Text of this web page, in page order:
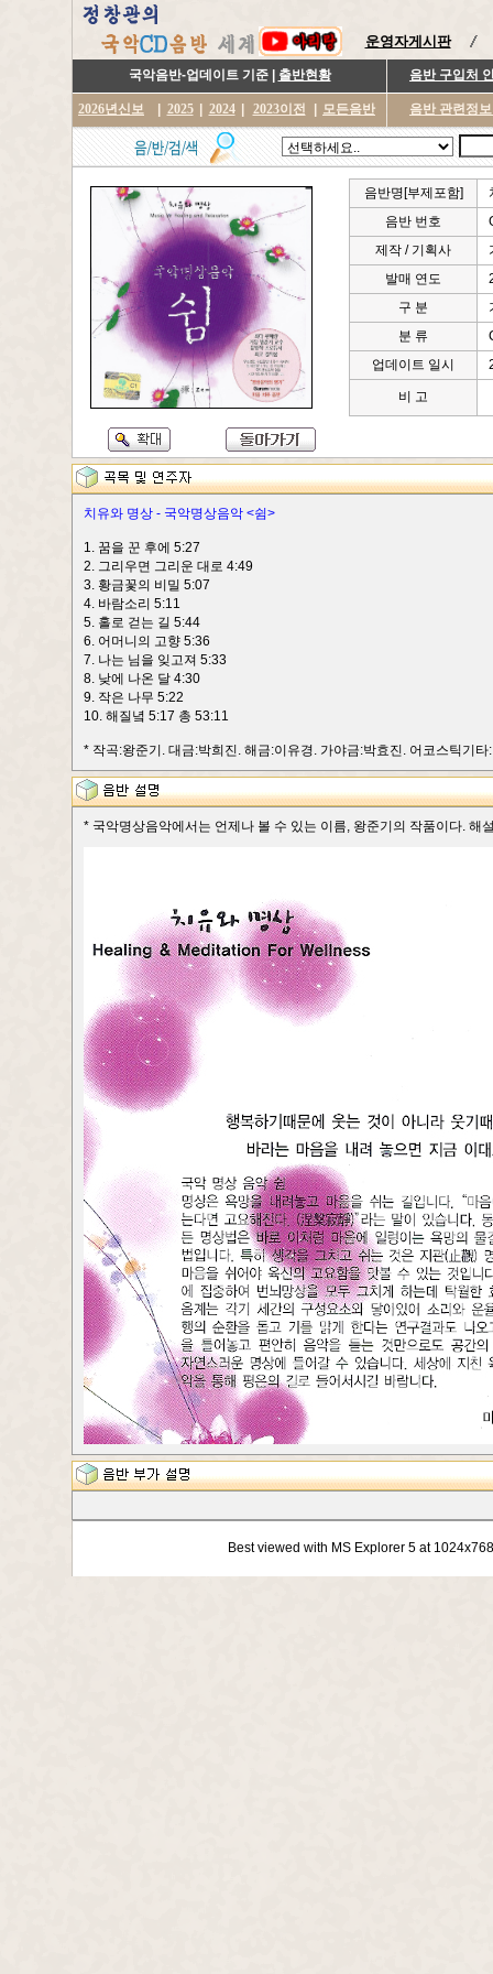
운영자게시판
국악음반-업데이트 기준 | 출반현황 음반 구입처
2026년신보 2025 2024 2023이전 모든음반 음반 관련정
음반명[부제포함]
음반 번호
제작 / 기획사
발매 연도
구 분
분 류
업데이트 일시
비 고
치유와 명상 - 국악명상음악 <쉼>
1. 꿈을 꾼 후에 5:27
2. 그리우면 그리운 대로 4:49
3. 황금꽃의 비밀 5:07
4. 바람소리 5:11
5. 홀로 걷는 길 5:44
6. 어머니의 고향 5:36
7. 나는 님을 잊고져 5:33
8. 낮에 나온 달 4:30
9. 작은 나무 5:22
10. 해질녘 5:17 총 53:11
* 작곡:왕준기. 대금:박희진. 해금:이유경. 가야금:박효진. 어코스틱기
* 국악명상음악에서는 언제나 볼 수 있는 이름, 왕준기의 작품이다.
Best viewed with MS Explorer 5 at